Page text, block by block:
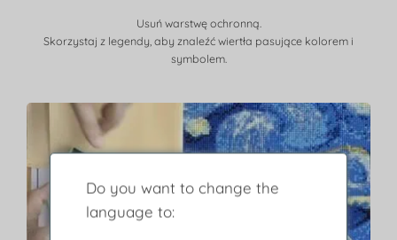
Usuń warstwę ochronną.
Skorzystaj z legendy, aby znaleźć wiertła pasujące kolorem i
symbolem.
Do you want to change the
language to: